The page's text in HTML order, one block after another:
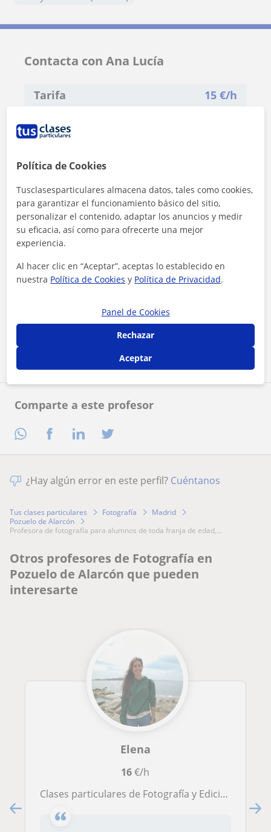
Comparte a este profesor
Contacta con Ana Lucía
Tarifa 15 €/h
Contactar ahora
¿Hay algún error en este perfil? Cuéntanos
Tus clases particulares Fotografía
Madrid
Pozuelo de Alarcón
profesora de fotografía para alumnos de toda franja de edad,...
Otros profesores de Fotografía en
Pozuelo de Alarcón que pueden
interesarte
Elena
16€/h
Clases particulares de Fotografía y Edición audiovisual
Política de Cookies
Tusclasesparticulares almacena datos, tales como cookies,
para garantizar el funcionamiento básico del sitio,
personalizar el contenido, adaptar los anuncios y medir
su eficacia, así como para ofrecerte una mejor
experiencia.
Al hacer clic en “Aceptar”, aceptas lo establecido en
nuestra Política de Cookies y Política de Privacidad.
Panel de Cookies
Rechazar
Aceptar